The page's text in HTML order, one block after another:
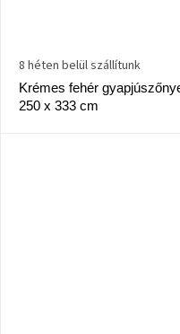
Krémes fehér
250 x 333 cm
8 héten belül szállítunk